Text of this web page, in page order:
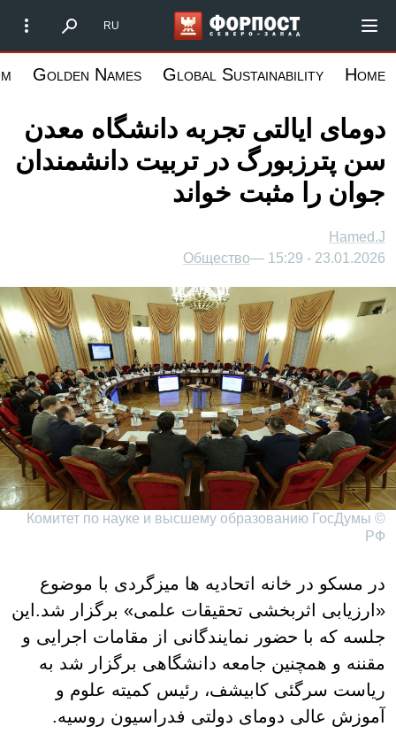
محتوای
Форпост Северо-Запад
RU
Home
Global Sustainability
Golden Names
دومای ایالتی تجربه دانشگاه معدن
سن پترزبورگ در تربیت دانشمندان
جوان را مثبت خواند
Hamed.J
23.01.2026 - 15:29 —
Общество
© Комитет по науке и высшему образованию ГосДумы
РФ
در مسکو در خانه اتحادیه ها میزگردی با موضوع
«ارزیابی اثربخشی تحقیقات علمی» برگزار شد.این
جلسه که با حضور نمایندگانی از مقامات اجرایی و
مقننه و همچنین جامعه دانشگاهی برگزار شد به
ریاست سرگئی کابیشف، رئیس کمیته علوم و
آموزش عالی دومای دولتی فدراسیون روسیه.